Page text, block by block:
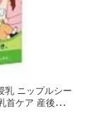
乳 ニップルシー
ケア 産後ケア
乳首 妊婦 妊